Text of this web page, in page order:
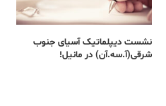
نشست دیپلماتیک آسیای جنوب
شرقی‌(آ.سه.آن) در مانیل!